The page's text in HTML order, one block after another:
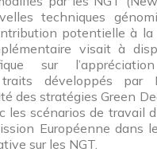
techniques
potentielle à la
visait à
sur
développés par
des stratégies Green
les scénarios de travail
Européenne dans
sur les NGT.